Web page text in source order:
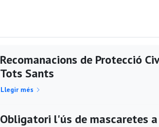
Recomanacions de Protecció
Tots Sants
Llegir més
Obligatori l'ús de mascaretes